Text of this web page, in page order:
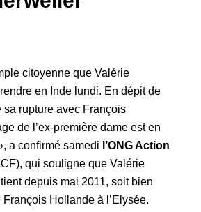
citoyenne que Valérie
en Inde lundi. En dépit de
sa rupture avec François
de l’ex-première dame est en
a confirmé samedi l’ONG Action
qui souligne que Valérie
depuis mai 2011, soit bien
François Hollande à l’Elysée.